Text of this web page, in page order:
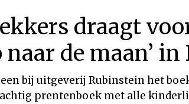
Uw merk
Onze
draagt
naar de maan’ in
bij uitgeverij Rubinstein het
prentenboek met alle